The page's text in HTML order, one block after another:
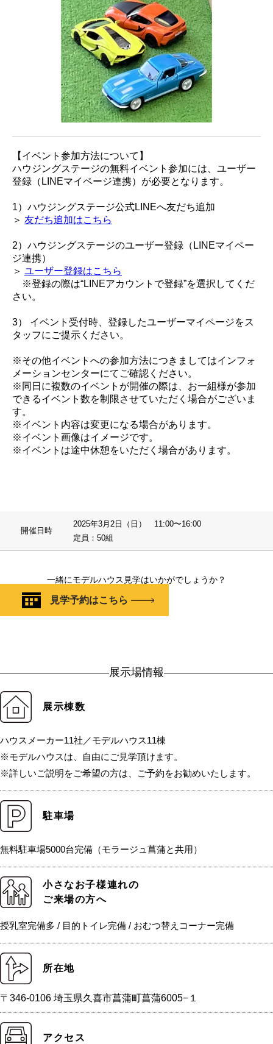
【イベント参加方法について】
ハウジングステージの無料イベント参加には、ユーザー
登録（LINEマイページ連携）が必要となります。
1）ハウジングステージ公式LINEへ友だち追加
＞ 友だち追加はこちら
2）ハウジングステージのユーザー登録（LINEマイペー
ジ連携）
＞ ユーザー登録はこちら
※登録の際は“LINEアカウントで登録”を選択してくだ
さい。
3） イベント受付時、登録したユーザーマイページをス
タッフにご提示ください。
※その他イベントへの参加方法につきましてはインフォ
メーションセンターにてご確認ください。
※同日に複数のイベントが開催の際は、お一組様が参加
できるイベント数を制限させていただく場合がございま
す。
※イベント内容は変更になる場合があります。
※イベント画像はイメージです。
※イベントは途中休憩をいただく場合があります。
開催日時
2025年3月2日（日） 11:00〜16:00
定員：50組
一緒にモデルハウス見学はいかがでしょうか？
見学予約はこちら
展示場情報
展示棟数
ハウスメーカー11社／モデルハウス11棟
※モデルハウスは、自由にご見学頂けます。
※詳しいご説明をご希望の方は、ご予約をお勧めいたします。
駐車場
無料駐車場5000台完備（モラージュ菖蒲と共用）
小さなお子様連れの
ご来場の方へ
授乳室完備多 / 目的トイレ完備 / おむつ替えコーナー完備
所在地
〒346-0106 埼玉県久喜市菖蒲町菖蒲6005−１
アクセス